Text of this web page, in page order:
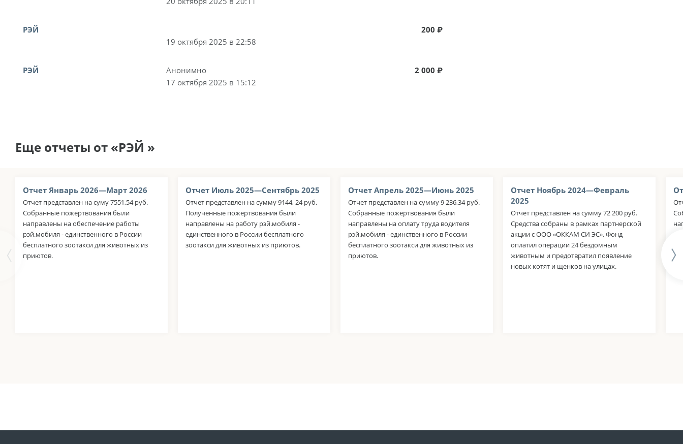
РЭЙ
19 октября 2025 в 22:58
200 ₽
РЭЙ
Анонимно
17 октября 2025 в 15:12
2 000 ₽
Еще отчеты от «РЭЙ »
Отчет Январь 2026—Март 2026
Отчет представлен на суму 7551,54 руб.
Собранные пожертвования были
направлены на обеспечение работы
рэй.мобиля - единственного в России
бесплатного зоотакси для животных из
приютов.
Отчет Июль 2025—Сентябрь 2025
Отчет представлен на сумму 9144, 24 руб.
Полученные пожертвования были
направлены на работу рэй.мобиля -
единственного в России бесплатного
зоотакси для животных из приютов.
Отчет Апрель 2025—Июнь 2025
Отчет представлен на сумму 9 236,34 руб.
Собранные пожертвования были
направлены на оплату труда водителя
рэй.мобиля - единственного в России
бесплатного зоотакси для животных из
приютов.
Отчет Ноябрь 2024—Февраль
2025
Отчет представлен на сумму 72 200 руб.
Средства собраны в рамках партнерской
акции с ООО «ОККАМ СИ ЭС». Фонд
оплатил операции 24 бездомным
животным и предотвратил появление
новых котят и щенков на улицах.